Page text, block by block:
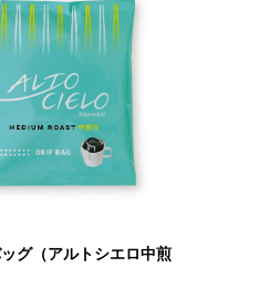
ッグ（アルトシエロ中煎